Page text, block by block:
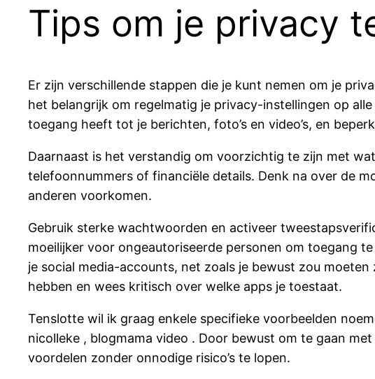
Tips om je privacy
Er zijn verschillende stappen die je kunt nemen om je
het belangrijk om regelmatig je privacy-instellingen op
toegang heeft tot je berichten, foto’s en video’s, en
Daarnaast is het verstandig om voorzichtig te zijn met
telefoonnummers of financiële details. Denk na over de
anderen voorkomen.
Gebruik sterke wachtwoorden en activeer
moeilijker voor ongeautoriseerde personen om toegang
je social media-accounts, net zoals je bewust zou
hebben en wees kritisch over welke apps je toestaat.
Tenslotte wil ik graag enkele specifieke voorbeelden
nicolleke , blogmama video . Door bewust om te gaan
voordelen zonder onnodige risico’s te lopen.